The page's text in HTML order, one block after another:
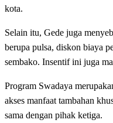
kota.
Selain itu, Gede juga
berupa pulsa, diskon biaya
sembako. Insentif ini juga
Program Swadaya
akses manfaat tambahan
sama dengan pihak ketiga.